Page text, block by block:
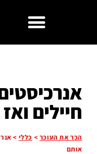
חיילים
הכר את העוכר > כללי >
אותם